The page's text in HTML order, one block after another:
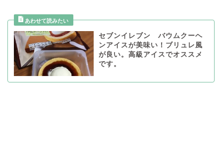
セブンイレブン バウムクーヘ
ンアイスが美味い！ブリュレ風
が良い。高級アイスでオススメ
です。